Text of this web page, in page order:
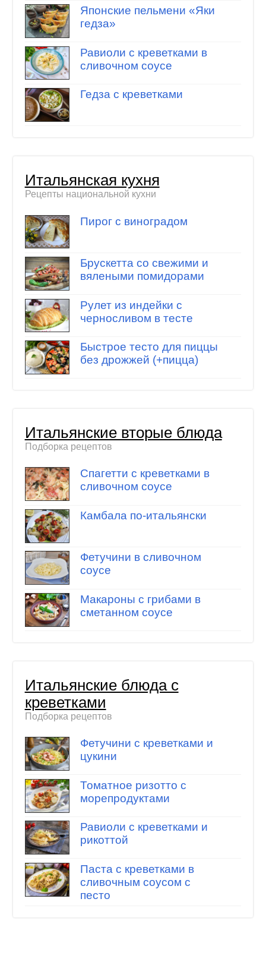
Японские пельмени «Яки
гедза»
Равиоли с креветками в
сливочном соусе
Гедза с креветками
Итальянская кухня
Рецепты национальной кухни
Пирог с виноградом
Брускетта со свежими и
вялеными помидорами
Рулет из индейки с
черносливом в тесте
Быстрое тесто для пиццы
без дрожжей (+пицца)
Итальянские вторые блюда
Подборка рецептов
Спагетти с креветками в
сливочном соусе
Камбала по-итальянски
Фетучини в сливочном
соусе
Макароны с грибами в
сметанном соусе
Итальянские блюда с
креветками
Подборка рецептов
Фетучини с креветками и
цукини
Томатное ризотто с
морепродуктами
Равиоли с креветками и
рикоттой
Паста с креветками в
сливочным соусом с
песто